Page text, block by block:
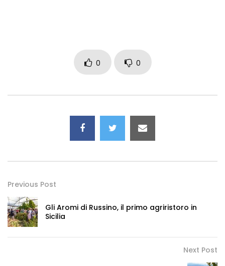
0 0
Previous Post
Gli Aromi di Russino, il primo agriristoro in
Sicilia
Next Post